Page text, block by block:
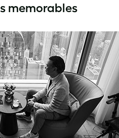
memorables